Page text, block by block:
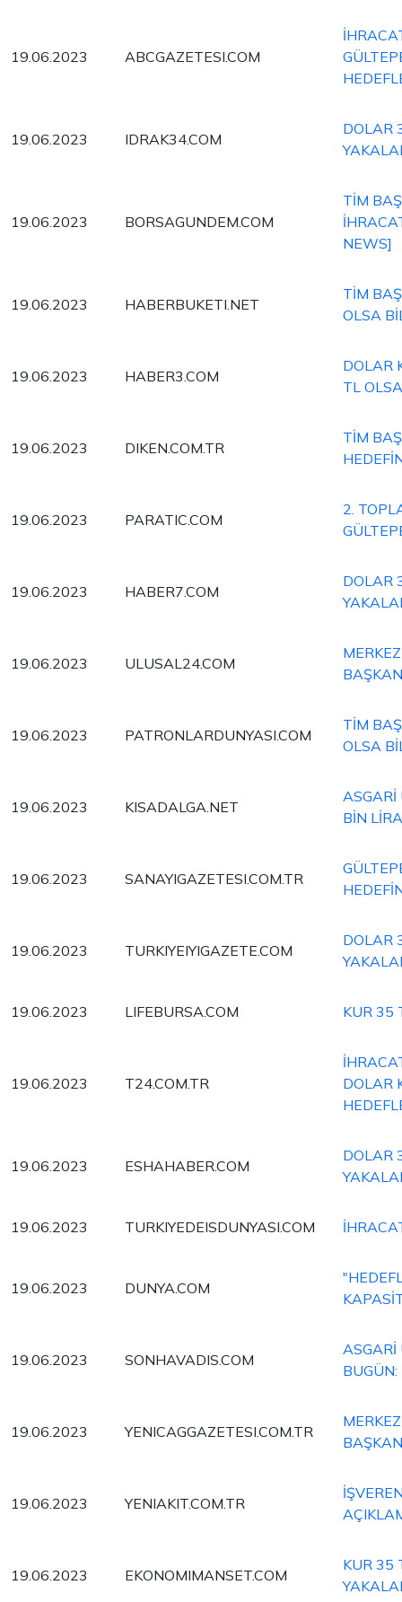
19.06.2023 ABCGAZETESI.COM
19.06.2023 IDRAK34.COM
DOLAR
19.06.2023 BORSAGUNDEM.COM
TİM
NEWS]
19.06.2023 HABERBUKETI.NET
TİM
OLSA
19.06.2023 HABER3.COM
DOLAR
TL
19.06.2023 DIKEN.COM.TR
TİM
19.06.2023 PARATIC.COM
2.
19.06.2023 HABER7.COM
DOLAR
19.06.2023 ULUSAL24.COM
19.06.2023 PATRONLARDUNYASI.COM
TİM
OLSA
19.06.2023 KISADALGA.NET
ASGARİ
BİN
19.06.2023 SANAYIGAZETESI.COM.TR
19.06.2023 TURKIYEIYIGAZETE.COM
DOLAR
19.06.2023 LIFEBURSA.COM KUR 35
19.06.2023 T24.COM.TR
DOLAR
19.06.2023 ESHAHABER.COM
DOLAR
19.06.2023 TURKIYEDEISDUNYASI.COM
19.06.2023 DUNYA.COM
19.06.2023 SONHAVADIS.COM
ASGARİ
19.06.2023 YENICAGGAZETESI.COM.TR
19.06.2023 YENIAKIT.COM.TR
19.06.2023 EKONOMIMANSET.COM
KUR 35